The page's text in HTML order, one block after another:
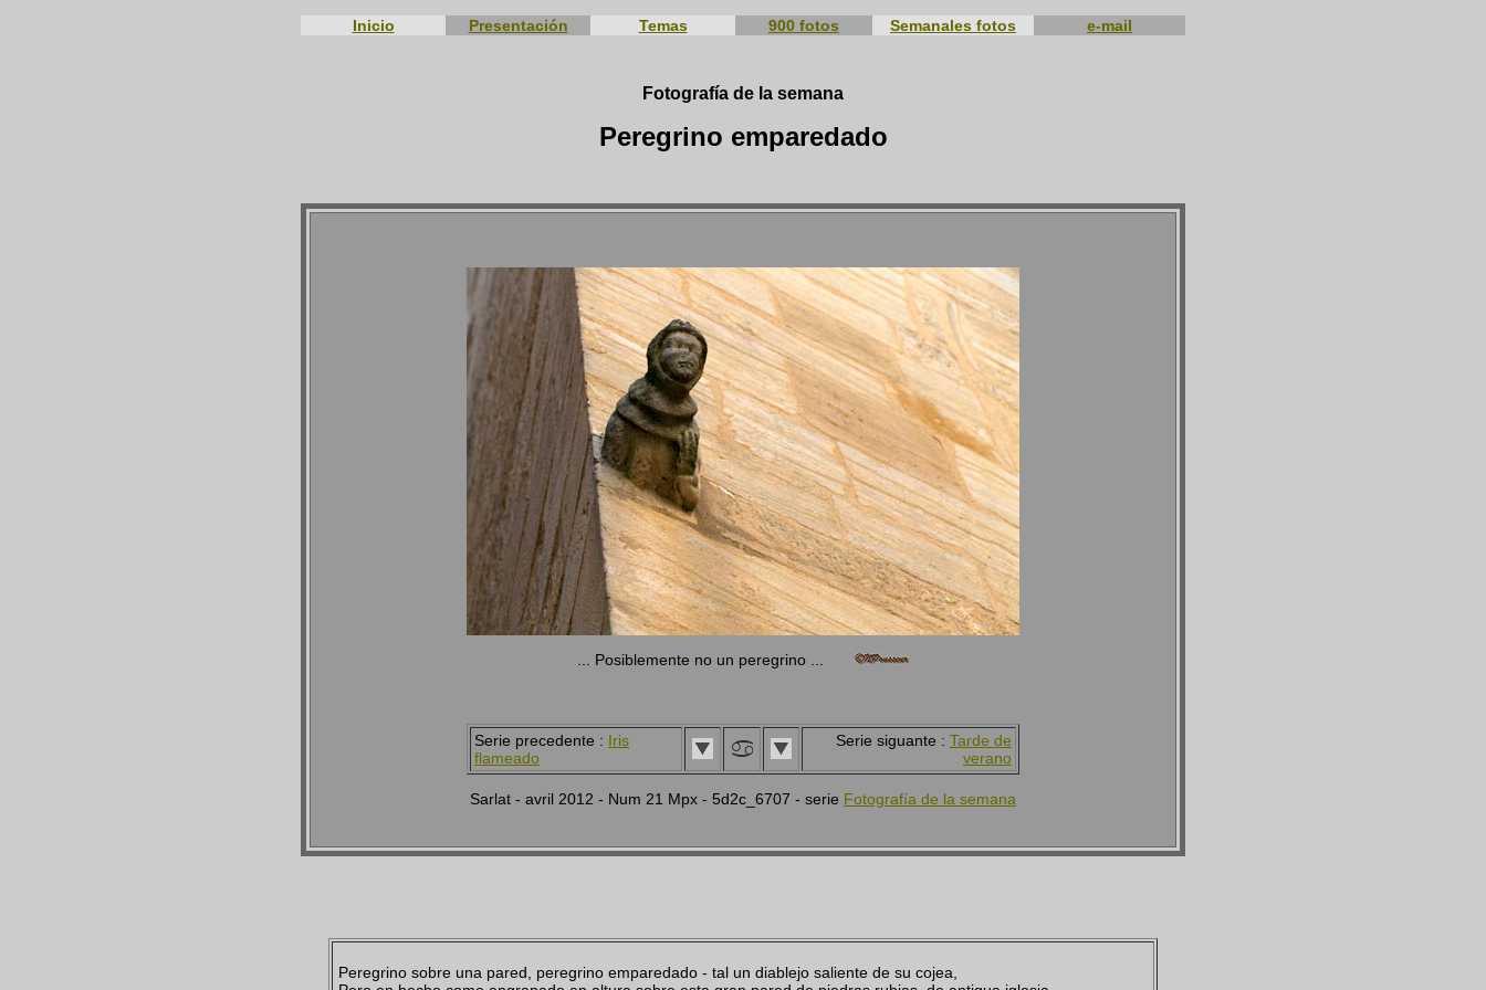
Inicio Presentación Temas 900 fotos Semanales fotos e-mail
Fotografía de la semana
Peregrino emparedado
... Posiblemente no un peregrino ...
Serie precedente : Iris
flameado
Serie siguante : Tarde de
verano
Sarlat - avril 2012 - Num 21 Mpx - 5d2c_6707 - serie Fotografía de la semana
Peregrino sobre una pared, peregrino emparedado - tal un diablejo saliente de su cojea,